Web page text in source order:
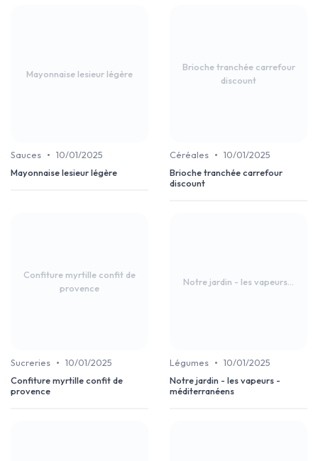
Mayonnaise lesieur légère
Sauces • 10/01/2025
Mayonnaise lesieur légère
Brioche tranchée carrefour
discount
Céréales • 10/01/2025
Brioche tranchée carrefour
discount
Confiture myrtille confit de
provence
Sucreries • 10/01/2025
Confiture myrtille confit de
provence
Notre jardin - les vapeurs...
Légumes • 10/01/2025
Notre jardin - les vapeurs -
méditerranéens